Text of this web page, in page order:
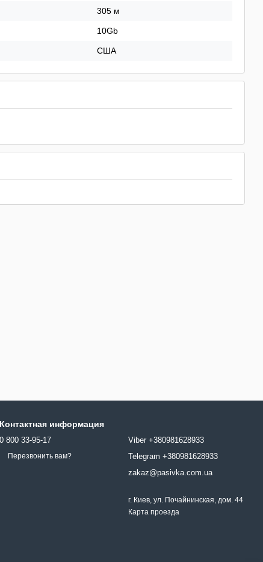
305 м
10Gb
США
Контактная информация
0 800 33-95-17
Перезвонить вам?
Viber +380981628933
Telegram +380981628933
zakaz@pasivka.com.ua
г. Киев, ул. Почайнинская, дом. 44
Карта проезда